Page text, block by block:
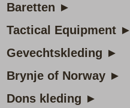
Baretten ►
Tactical Equipment ►
Gevechtskleding ►
Brynje of Norway ►
Dons kleding ►